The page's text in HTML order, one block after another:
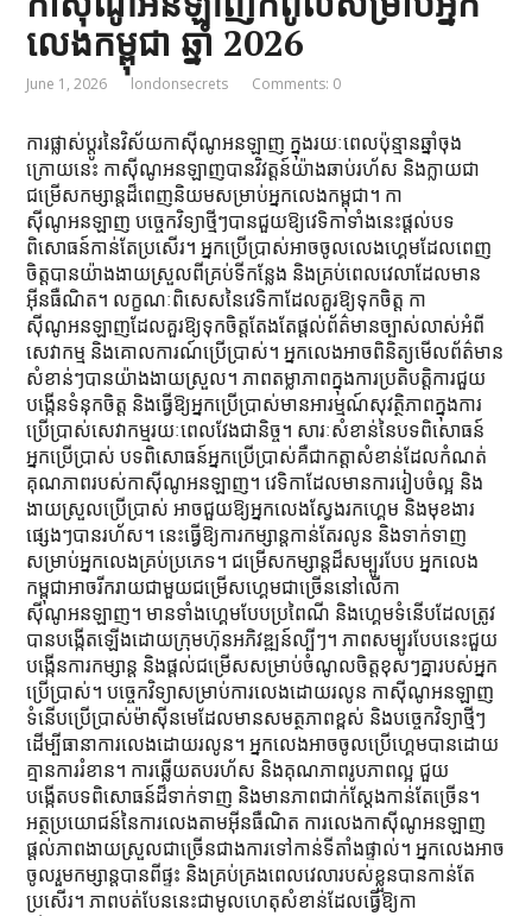
លេងកម្ពុជា ឆ្នាំ 2026
June 1, 2026 londonsecrets Comments: 0
ការផ្លាស់ប្តូរនៃវិស័យកាស៊ីណូអនឡាញ ក្នុងរយៈពេលប៉ុន្មានឆ្នាំចុង
ក្រោយនេះ កាស៊ីណូអនឡាញបានវិវត្តន៍យ៉ាងឆាប់រហ័ស និងក្លាយជា
ជម្រើសកម្សាន្តដ៏ពេញនិយមសម្រាប់អ្នកលេងកម្ពុជា។ កា
ស៊ីណូអនឡាញ បច្ចេកវិទ្យាថ្មីៗបានជួយឱ្យវេទិកាទាំងនេះផ្តល់បទ
ពិសោធន៍កាន់តែប្រសើរ។ អ្នកប្រើប្រាស់អាចចូលលេងហ្គេមដែលពេញ
ចិត្តបានយ៉ាងងាយស្រួលពីគ្រប់ទីកន្លែង និងគ្រប់ពេលវេលាដែលមាន
អ៊ីនធឺណិត។ លក្ខណៈពិសេសនៃវេទិកាដែលគួរឱ្យទុកចិត្ត កា
ស៊ីណូអនឡាញដែលគួរឱ្យទុកចិត្តតែងតែផ្តល់ព័ត៌មានច្បាស់លាស់អំពី
សេវាកម្ម និងគោលការណ៍ប្រើប្រាស់។ អ្នកលេងអាចពិនិត្យមើលព័ត៌មាន
សំខាន់ៗបានយ៉ាងងាយស្រួល។ ភាពតម្លាភាពក្នុងការប្រតិបត្តិការជួយ
បង្កើនទំនុកចិត្ត និងធ្វើឱ្យអ្នកប្រើប្រាស់មានអារម្មណ៍សុវត្ថិភាពក្នុងការ
ប្រើប្រាស់សេវាកម្មរយៈពេលវែងជានិច្ច។ សារៈសំខាន់នៃបទពិសោធន៍
អ្នកប្រើប្រាស់ បទពិសោធន៍អ្នកប្រើប្រាស់គឺជាកត្តាសំខាន់ដែលកំណត់
គុណភាពរបស់កាស៊ីណូអនឡាញ។ វេទិកាដែលមានការរៀបចំល្អ និង
ងាយស្រួលប្រើប្រាស់ អាចជួយឱ្យអ្នកលេងស្វែងរកហ្គេម និងមុខងារ
ផ្សេងៗបានរហ័ស។ នេះធ្វើឱ្យការកម្សាន្តកាន់តែរលូន និងទាក់ទាញ
សម្រាប់អ្នកលេងគ្រប់ប្រភេទ។ ជម្រើសកម្សាន្តដ៏សម្បូរបែប អ្នកលេង
កម្ពុជាអាចរីករាយជាមួយជម្រើសហ្គេមជាច្រើននៅលើកា
ស៊ីណូអនឡាញ។ មានទាំងហ្គេមបែបប្រពៃណី និងហ្គេមទំនើបដែលត្រូវ
បានបង្កើតឡើងដោយក្រុមហ៊ុនអភិវឌ្ឍន៍ល្បីៗ។ ភាពសម្បូរបែបនេះជួយ
បង្កើនការកម្សាន្ត និងផ្តល់ជម្រើសសម្រាប់ចំណូលចិត្តខុសៗគ្នារបស់អ្នក
ប្រើប្រាស់។ បច្ចេកវិទ្យាសម្រាប់ការលេងដោយរលូន កាស៊ីណូអនឡាញ
ទំនើបប្រើប្រាស់ម៉ាស៊ីនមេដែលមានសមត្ថភាពខ្ពស់ និងបច្ចេកវិទ្យាថ្មីៗ
ដើម្បីធានាការលេងដោយរលូន។ អ្នកលេងអាចចូលប្រើហ្គេមបានដោយ
គ្មានការរំខាន។ ការឆ្លើយតបរហ័ស និងគុណភាពរូបភាពល្អ ជួយ
បង្កើតបទពិសោធន៍ដ៏ទាក់ទាញ និងមានភាពជាក់ស្តែងកាន់តែច្រើន។
អត្ថប្រយោជន៍នៃការលេងតាមអ៊ីនធឺណិត ការលេងកាស៊ីណូអនឡាញ
ផ្តល់ភាពងាយស្រួលជាច្រើនជាងការទៅកាន់ទីតាំងផ្ទាល់។ អ្នកលេងអាច
ចូលរួមកម្សាន្តបានពីផ្ទះ និងគ្រប់គ្រងពេលវេលារបស់ខ្លួនបានកាន់តែ
ប្រសើរ។ ភាពបត់បែននេះជាមូលហេតុសំខាន់ដែលធ្វើឱ្យកា